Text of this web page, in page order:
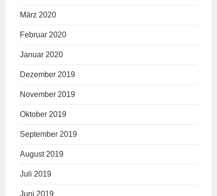
März 2020
Februar 2020
Januar 2020
Dezember 2019
November 2019
Oktober 2019
September 2019
August 2019
Juli 2019
Juni 2019